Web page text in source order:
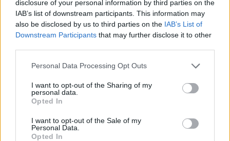
disclosure of your personal information by third parties on the
IAB’s list of downstream participants. This information may
also be disclosed by us to third parties on the IAB’s List of
Downstream Participants that may further disclose it to other
Please note that this website/app uses one or more Google
not limited to your visit or usage behaviour. You may click to
grant or deny consent to Google and its third-party tags to
use your data for below specified purposes in below Google
consent section.
Personal Data Processing Opt Outs
I want to opt-out of the Sharing of my
personal data.
Opted In
I want to opt-out of the Sale of my
Personal Data.
Opted In